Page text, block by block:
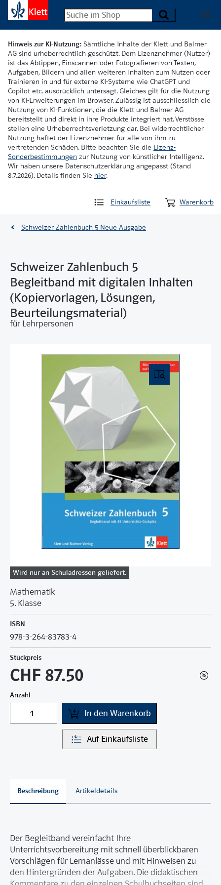
Hinweis zur KI-Nutzung: Sämtliche Inhalte der Klett und Balmer
AG sind urheberrechtlich geschützt. Dem Lizenznehmer (Nutzer)
ist das Abtippen, Einscannen oder Fotografieren von Texten,
Aufgaben, Bildern und allen weiteren Inhalten zum Nutzen oder
Trainieren in und für externe KI-Systeme wie ChatGPT und
Copilot etc. ausdrücklich untersagt. Gleiches gilt für die Nutzung
von KI-Erweiterungen im Browser. Zulässig ist ausschliesslich die
Nutzung von KI-Funktionen, die die Klett und Balmer AG
bereitstellt und direkt in ihre Produkte integriert hat. Verstösse
stellen eine Urheberrechtsverletzung dar. Bei widerrechtlicher
Nutzung haftet der Lizenznehmer für alle von ihm zu
vertretenden Schäden. Bitte beachten Sie die Lizenz-
Sonderbestimmungen zur Nutzung von künstlicher Intelligenz.
Wir haben unsere Datenschutzerklärung angepasst (Stand
8.7.2026). Details finden Sie hier.
Einkaufsliste Warenkorb
Schweizer Zahlenbuch 5 Neue Ausgabe
Schweizer Zahlenbuch 5
Begleitband mit digitalen Inhalten
(Kopiervorlagen, Lösungen,
Beurteilungsmaterial)
für Lehrpersonen
Wird nur an Schuladressen geliefert.
Mathematik
5. Klasse
ISBN
978-3-264-83783-4
Stückpreis
CHF 87.50
Anzahl
In den Warenkorb
Auf Einkaufsliste
Beschreibung Artikeldetails
Der Begleitband vereinfacht Ihre
Unterrichtsvorbereitung mit schnell überblickbaren
Vorschlägen für Lernanlässe und mit Hinweisen zu
den Hintergründen der Aufgaben. Die didaktischen